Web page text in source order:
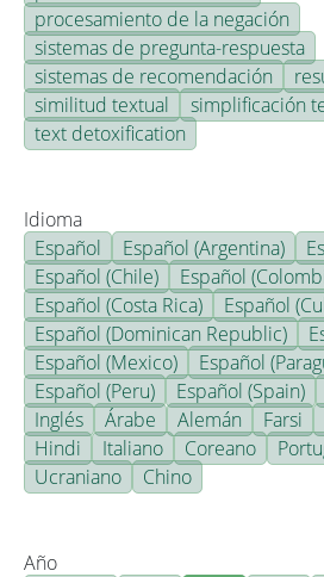
procesamiento de la negación
sistemas de pregunta-respuesta
sistemas de recomendación
similitud textual
simplificación
text detoxification
Idioma
Español
Español (Argentina)
Español (Chile)
Español
Español (Costa Rica)
Español
Español (Dominican Republic)
Español (Mexico)
Español
Español (Peru)
Español (Spain)
Inglés
Árabe Alemán Farsi
Hindi
Italiano Coreano
Ucraniano
Chino
Año